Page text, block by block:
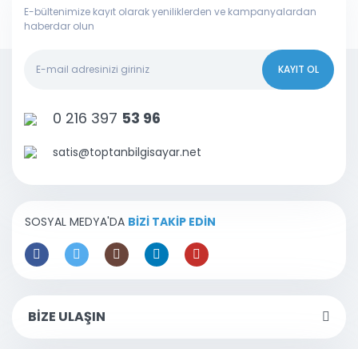
E-bültenimize kayıt olarak yeniliklerden ve kampanyalardan
haberdar olun
KAYIT OL
0 216 397 53 96
satis@toptanbilgisayar.net
SOSYAL MEDYA'DA BİZİ TAKİP EDİN
BİZE ULAŞIN